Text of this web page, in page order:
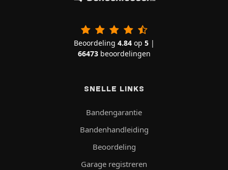
Beoordeling 4.84op 5|
66473beoordelingen
SNELLE LINKS
Bandengarantie
Bandenhandleiding
Beoordeling
Garage registreren